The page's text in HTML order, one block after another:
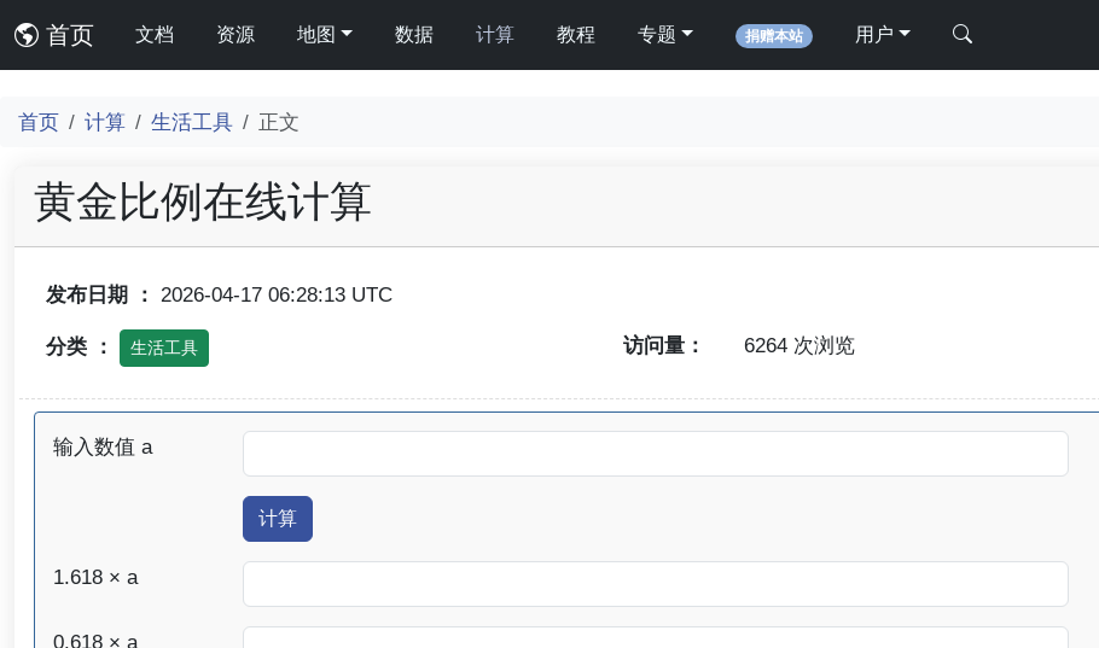
首页 文档 资源 地图 数据 计算 教程 专题 捐赠本站 用户
首页 计算 生活工具 正文
黄金比例在线计算
发布日期 ： 2026-04-17 06:28:13 UTC
分类 ： 生活工具 访问量： 6264 次浏览
输入数值 a
1.618 × a
0.618 × a